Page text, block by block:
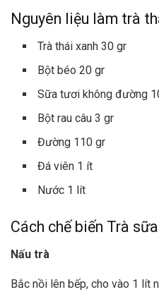
Nguyên liệu làm trà
Trà thái xanh 30 gr
Bột béo 20 gr
Sữa tươi không đường
Bột rau câu 3 gr
Đường 110 gr
Đá viên 1 ít
Nước 1 lít
Cách chế biến Trà
Nấu trà
Bắc nồi lên bếp, cho vào 1 lít